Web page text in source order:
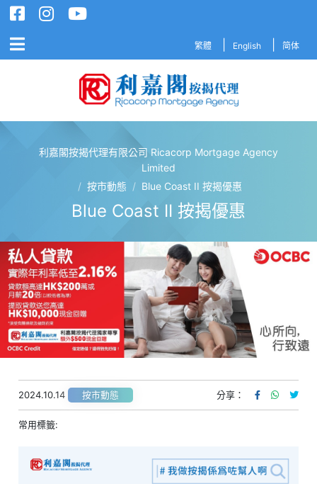
繁體 English 简体
利嘉閣按揭代理有限公司 Ricacorp Mortgage Agency
Limited
/ 按市動態 / Blue Coast II 按揭優惠
Blue Coast II 按揭優惠
2024.10.14 按市動態 分享：
常用標籤: